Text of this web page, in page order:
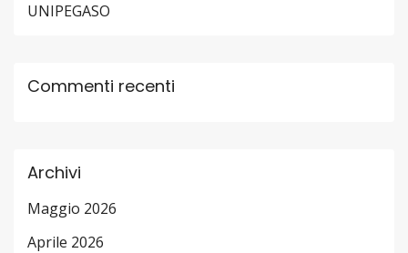
UNIPEGASO
Commenti recenti
Archivi
Maggio 2026
Aprile 2026